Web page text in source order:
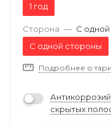
1 год
Сторона — С
С одной стороны
Подробнее о
скрытых